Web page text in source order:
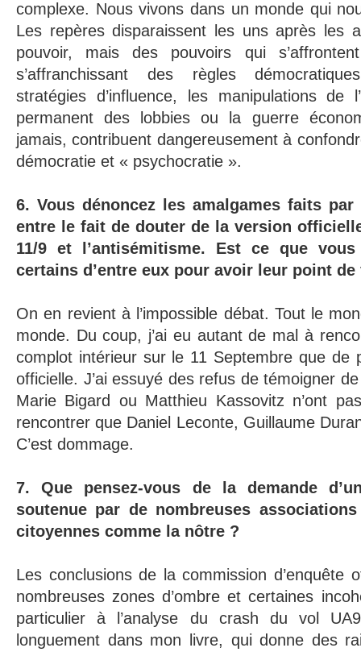
complexe. Nous vivons dans un monde qui
Les repères disparaissent les uns après les
pouvoir, mais des pouvoirs qui
s’affranchissant des règles
stratégies d’influence, les manipulations de
permanent des lobbies ou la guerre
jamais, contribuent dangereusement à
démocratie et « psychocratie ».
6. Vous dénoncez les amalgames faits
entre le fait de douter de la version
11/9 et l’antisémitisme. Est ce que
certains d’entre eux pour avoir leur point de
On en revient à l’impossible débat. Tout le
monde. Du coup, j’ai eu autant de mal à
complot intérieur sur le 11 Septembre que de
officielle. J’ai essuyé des refus de témoigner
Marie Bigard ou Matthieu Kassovitz n’ont
rencontrer que Daniel Leconte, Guillaume
C’est dommage.
7. Que pensez-vous de la demande
soutenue par de nombreuses
citoyennes comme la nôtre ?
Les conclusions de la commission d’enquête
nombreuses zones d’ombre et certaines
particulier à l’analyse du crash du vol
longuement dans mon livre, qui donne des